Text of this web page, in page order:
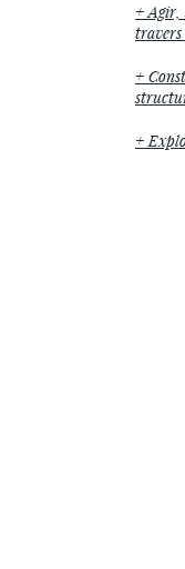
Agir,